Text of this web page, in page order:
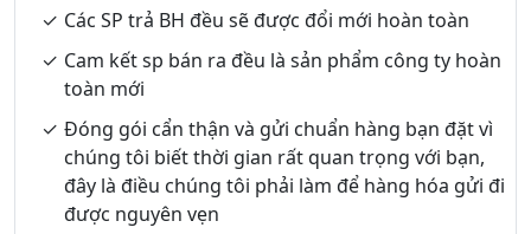
Các SP trả BH đều sẽ được đổi mới hoàn toàn
Cam kết sp bán ra đều là sản phẩm công ty hoàn
toàn mới
Đóng gói cẩn thận và gửi chuẩn hàng bạn đặt vì
chúng tôi biết thời gian rất quan trọng với bạn,
đây là điều chúng tôi phải làm để hàng hóa gửi đi
được nguyên vẹn